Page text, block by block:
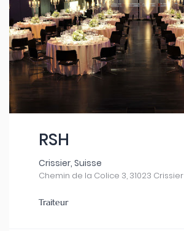
RSH
Crissier, Suisse
Chemin de la Colice 3, 31023 Crissier
Traiteur